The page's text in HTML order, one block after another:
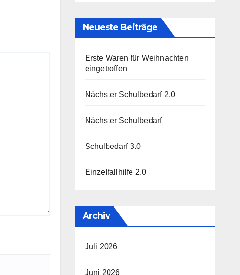
Neueste Beiträge
Erste Waren für Weihnachten
eingetroffen
Nächster Schulbedarf 2.0
Nächster Schulbedarf
Schulbedarf 3.0
Einzelfallhilfe 2.0
Archiv
Juli 2026
Juni 2026